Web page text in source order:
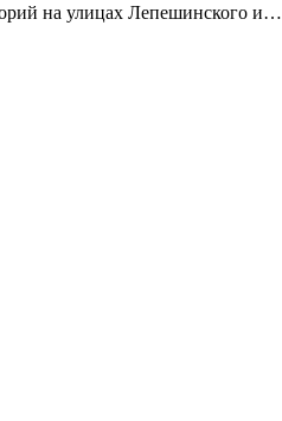
на улицах Лепешинского и…